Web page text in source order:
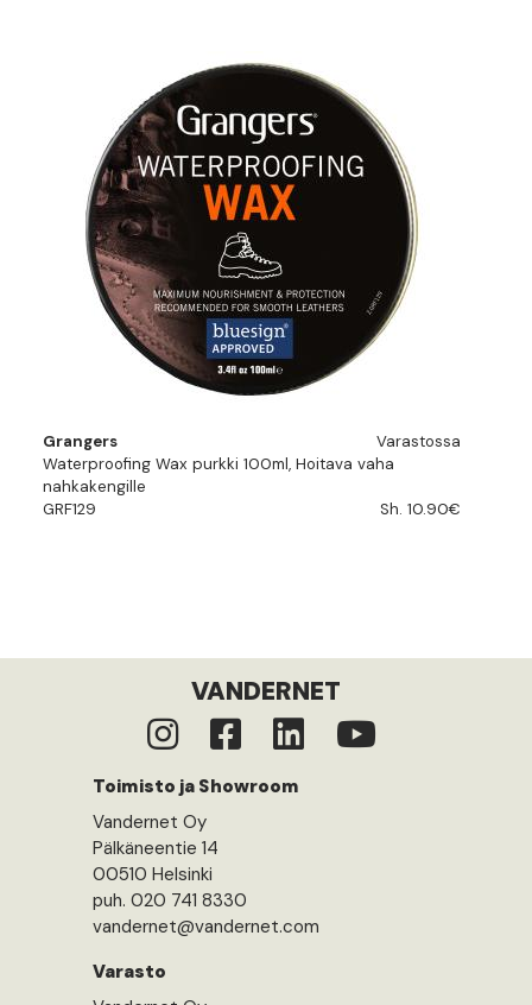
Grangers
Varastossa
Waterproofing Wax purkki 100ml, Hoitava vaha
nahkakengille
GRF129
Sh. 10.90€
VANDERNET
Toimisto ja Showroom
Vandernet Oy
Pälkäneentie 14
00510 Helsinki
puh. 020 741 8330
vandernet@vandernet.com
Varasto